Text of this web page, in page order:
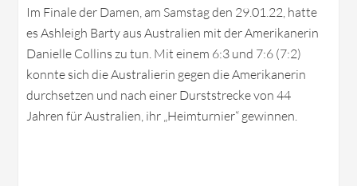
Im Finale der Damen, am Samstag den 29.01.22, hatte
es Ashleigh Barty aus Australien mit der Amerikanerin
Danielle Collins zu tun. Mit einem 6:3 und 7:6 (7:2)
konnte sich die Australierin gegen die Amerikanerin
durchsetzen und nach einer Durststrecke von 44
Jahren für Australien, ihr „Heimturnier“ gewinnen.